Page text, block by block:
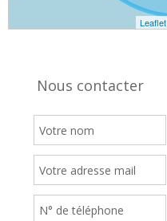
Leaflet
Nous contacter